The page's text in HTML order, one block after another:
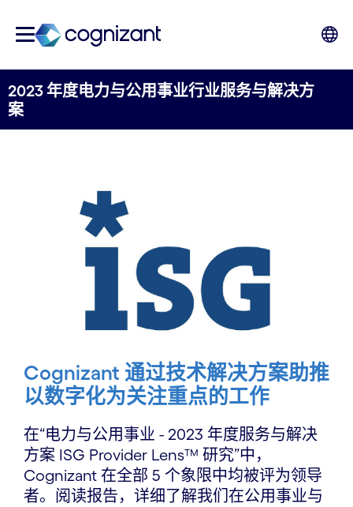
2023 年度电力与公用事业行业服务与解决方
案
Cognizant 通过技术解决方案助推
以数字化为关注重点的工作
在“电力与公用事业 - 2023 年度服务与解决
方案 ISG Provider Lens™ 研究”中，
Cognizant 在全部 5 个象限中均被评为领导
者。阅读报告，详细了解我们在公用事业与